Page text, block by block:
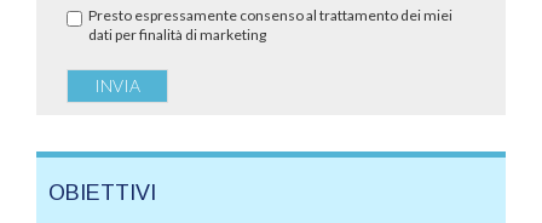
Presto espressamente consenso al trattamento dei miei
dati per finalità di marketing
OBIETTIVI